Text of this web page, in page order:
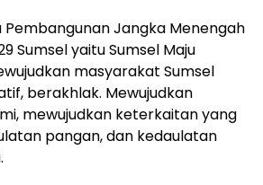
Pembangunan Jangka Menengah
Sumsel yaitu Sumsel Maju
masyarakat Sumsel
berakhlak. Mewujudkan
mewujudkan keterkaitan yang
pangan, dan kedaulatan